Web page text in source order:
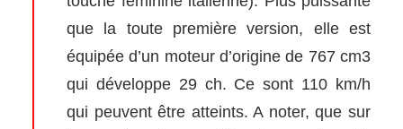
que la toute première version, elle est
équipée d’un moteur d’origine de 767 cm3
qui développe 29 ch. Ce sont 110 km/h
qui peuvent être atteints. A noter, que sur